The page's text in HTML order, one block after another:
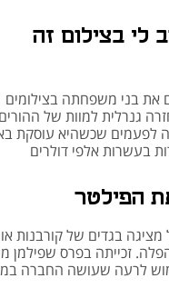
לי בצילום זה
בני משפחתה בצילומים
גנרלית למוות של
לפעמים שכשהיא עוסקת
בעשרות אלפי דולרים
הפילטר
בגדים של קורבנות
זכייתה בפרס שפילמן
לרעה שעושה החברה